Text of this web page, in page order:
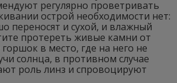
регулярно проветривать
острой необходимости нет:
переносят и сухой, и влажный
протереть живые камни от
в место, где на него не
солнца, в противном случае
роль линз и спровоцируют